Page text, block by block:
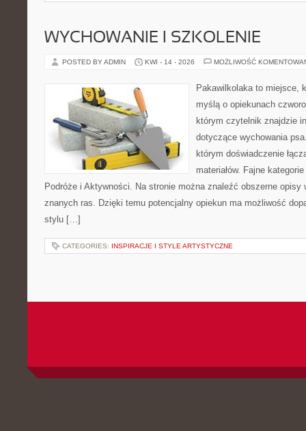
WYCHOWANIE I SZKOLENIE
POSTED BY ADMIN KWI - 14 - 2026 MOŻLIWOŚĆ
Pakawilkolaka to miejsce,
myślą o opiekunach
którym czytelnik znajdzie
dotyczące wychowania
którym doświadczenie
materiałów. Fajne
Podróże i Aktywności. Na stronie można znaleźć obszerne opisy
znanych ras. Dzięki temu potencjalny opiekun ma możliwość
stylu […]
CATEGORIES: INSPIRACJE I STYLE ARTYSTYCZNE